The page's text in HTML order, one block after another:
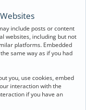
include posts or content
websites, including but not
platforms. Embedded
same way as if you had
you, use cookies, embed
interaction with the
if you have an